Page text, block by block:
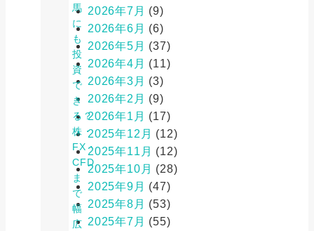
馬
に
も
投
資
で
き
る？
株・
FX・
CFD
ま
で
幅
広
2026年7月 (9)
2026年6月 (6)
2026年5月 (37)
2026年4月 (11)
2026年3月 (3)
2026年2月 (9)
2026年1月 (17)
2025年12月 (12)
2025年11月 (12)
2025年10月 (28)
2025年9月 (47)
2025年8月 (53)
2025年7月 (55)